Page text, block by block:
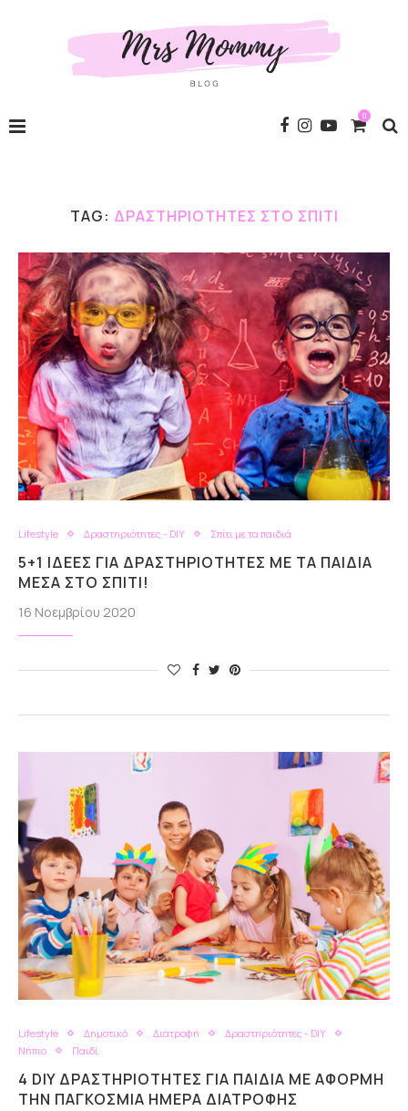
0
TAG: ΔΡΑΣΤΗΡΙΟΤΗΤΕΣ ΣΤΟ ΣΠΙΤΙ
Lifestyle Δραστηριότητες - DIY Σπίτι με τα παιδιά
5+1 ΙΔΈΕΣ ΓΙΑ ΔΡΑΣΤΗΡΙΌΤΗΤΕΣ ΜΕ ΤΑ ΠΑΙΔΙΆ
ΜΈΣΑ ΣΤΟ ΣΠΊΤΙ!
16 Νοεμβρίου 2020
Lifestyle Δημοτικό Διατροφή
Δραστηριότητες - DIY
Νήπιο
Παιδί
4 DIY ΔΡΑΣΤΗΡΙΌΤΗΤΕΣ ΓΙΑ ΠΑΙΔΙΆ ΜΕ ΑΦΟΡΜΉ
ΤΗΝ ΠΑΓΚΌΣΜΙΑ ΗΜΈΡΑ ΔΙΑΤΡΟΦΉΣ